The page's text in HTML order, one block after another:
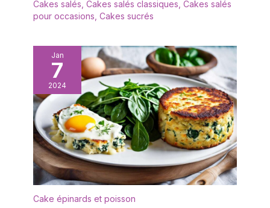
durs et mous. L'outil de
ferait un excellent
cadeau pour les
amateurs de fromage
Cakes salés Cakes salés classiques Cakes salés
pour occasions Cakes sucrés
Jan
7
2024
Cake épinards et poisson